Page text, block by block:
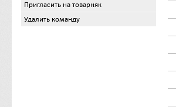
Пригласить на товарняк
Удалить команду